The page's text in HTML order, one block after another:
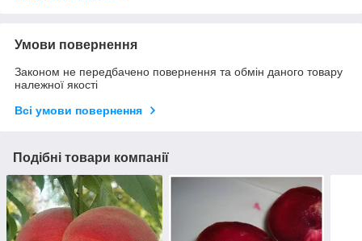
Умови повернення
Законом не передбачено повернення та обмін даного товару
належної якості
Всі умови повернення
Подібні товари компанії